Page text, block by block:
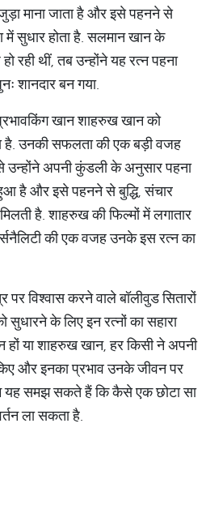
माना जाता है और इसे पहनने से
में सुधार होता है. सलमान खान के
रही थीं, तब उन्होंने यह रत्न पहना
शानदार बन गया.
खान शाहरुख खान को
है. उनकी सफलता की एक बड़ी वजह
उन्होंने अपनी कुंडली के अनुसार पहना
है और इसे पहनने से बुद्धि, संचार
है. शाहरुख की फिल्मों में लगातार
की एक वजह उनके इस रत्न का
पर विश्वास करने वाले बॉलीवुड सितारों
के लिए इन रत्नों का सहारा
हों या शाहरुख खान, हर किसी ने अपनी
और इनका प्रभाव उनके जीवन पर
यह समझ सकते हैं कि कैसे एक छोटा सा
ला सकता है.